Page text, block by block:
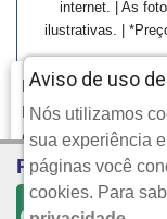
Farmácia Modelo |
Retire
Clique aqui...
Por:R$
internet. | As
ilustrativas. |
Copyright ©
Aviso de uso
Nós utilizamos
sua experiência
páginas você
cookies. Para